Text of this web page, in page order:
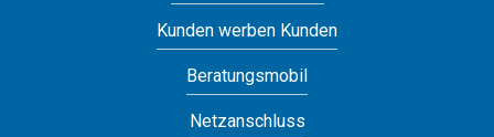
Kunden werben Kunden
Beratungsmobil
Netzanschluss